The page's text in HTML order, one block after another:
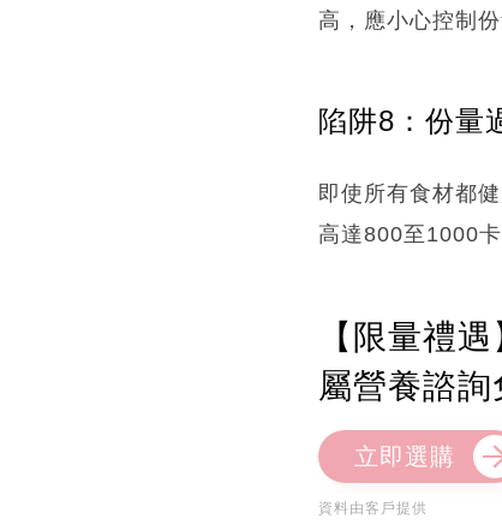
高，應小心控制份
陷阱8：份量
即使所有食材都
高達800至1000
【限量禮
屬營養諮詢
立即選購
資料由客戶提供